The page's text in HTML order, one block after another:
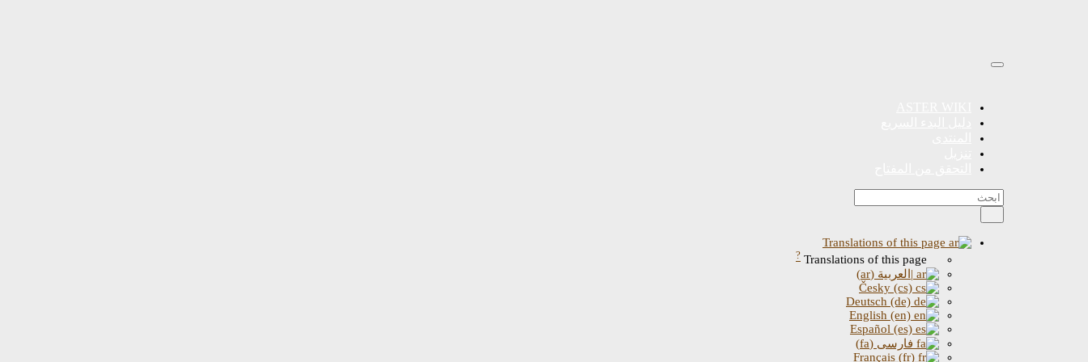
Translations of this page
Translations of this page
?
|العربية (ar)
فارسی (fa)